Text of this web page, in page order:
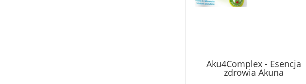
Aku4Complex - Esencja
zdrowia Akuna